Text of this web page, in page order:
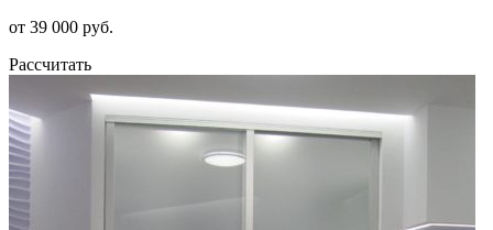
от 39 000 руб.
Рассчитать